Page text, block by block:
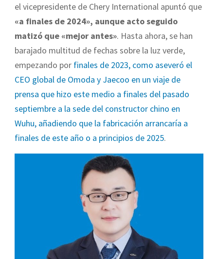
el vicepresidente de Chery International apuntó que
«a finales de 2024», aunque acto seguido
matizó que «mejor antes». Hasta ahora, se han
barajado multitud de fechas sobre la luz verde,
empezando por finales de 2023, como aseveró el
CEO global de Omoda y Jaecoo en un viaje de
prensa que hizo este medio a finales del pasado
septiembre a la sede del constructor chino en
Wuhu, añadiendo que la fabricación arrancaría a
finales de este año o a principios de 2025.